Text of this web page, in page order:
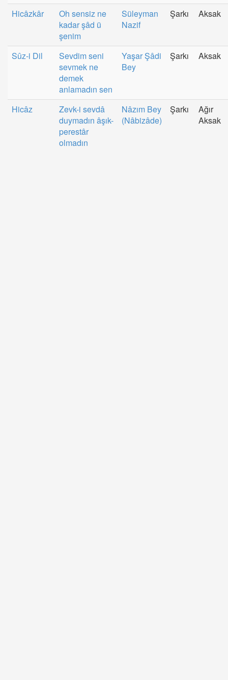
Hicâzkâr
Oh sensiz ne
kadar şâd ü
şenim
Süleyman
Nazif
Şarkı Aksak
Sûz-i Dil
Sevdim seni
sevmek ne
demek
anlamadın sen
Yaşar Şâdi
Bey
Şarkı Aksak
Hicâz
Zevk-i sevdâ
duymadın âşık-
perestâr
olmadın
Nâzım Bey
(Nâbizâde)
Şarkı
Ağır
Aksak